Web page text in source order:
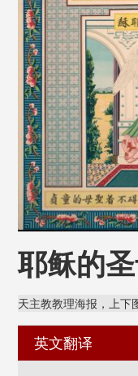
耶稣的
天主教教理海报，上下
英文翻译